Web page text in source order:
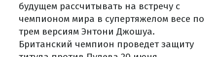
будущем рассчитывать на встречу с
чемпионом мира в супертяжелом весе по
трем версиям Энтони Джошуа.
Британский чемпион проведет защиту